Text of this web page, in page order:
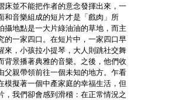
床並不能把作者的意念發揮出來，一
和音樂組成的短片才是「戲肉」所
攝地點是一大片綠油油的草地，而主
的一家四口。在短片中，一家四口早
來，小孩拉小提琴，大人則跳社交舞
背景播著典雅的音樂。之後，他們收
父親帶領前往一個未知的地方。乍看
模擬著一個中產家庭的幸福生活，但
，我們卻會感到滑稽：在正常情況之